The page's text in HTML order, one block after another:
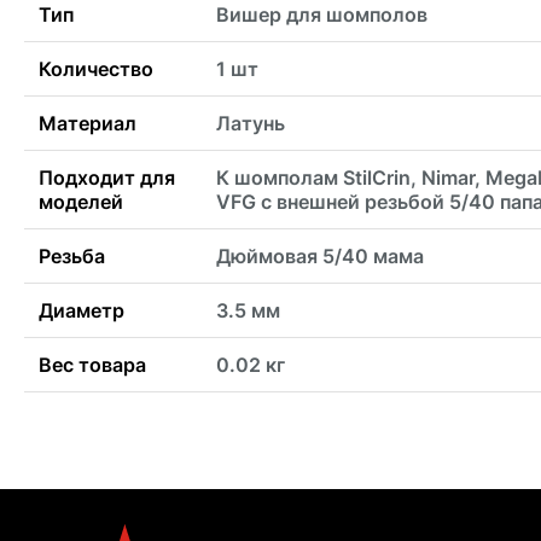
Тип Вишер для шомполов
Количество 1 шт
Материал Латунь
Подходит для
моделей
К шомполам StilCrin, Nimar,
VFG с внешней резьбой 5/40
Резьба Дюймовая 5/40 мама
Диаметр 3.5 мм
Вес товара 0.02 кг